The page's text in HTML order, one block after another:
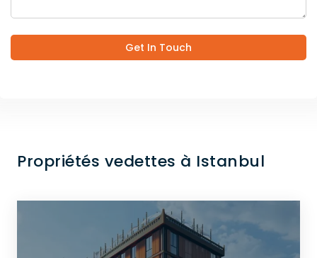
Get In Touch
Propriétés vedettes à Istanbul